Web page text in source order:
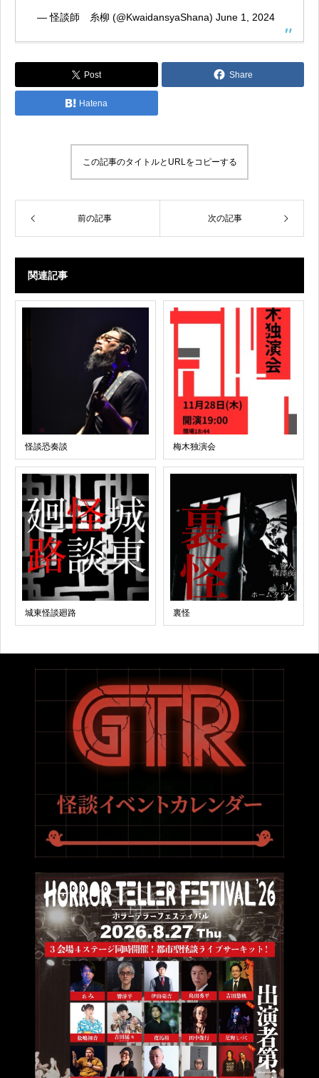
— 怪談師 糸柳 (@KwaidansyaShana) June 1, 2024
Post Share
Hatena
この記事のタイトルとURLをコピーする
前の記事 次の記事
関連記事
怪談恐奏談 梅木独演会
城東怪談廻路 裏怪